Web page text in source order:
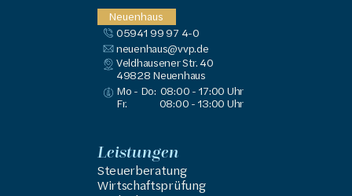
Neuenhaus
05941 99 97 4-0
neuenhaus@vvp.de
Veldhausener Str. 40
49828 Neuenhaus
Mo - Do: 08:00 - 17:00 Uhr
Fr.
08:00 - 13:00 Uhr
Leistungen
Steuerberatung
Wirtschaftsprüfung